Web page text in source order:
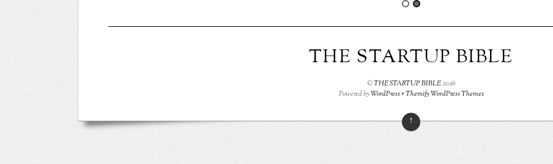
THE STARTUP BIBLE
©THE STARTUP BIBLE2026
Powered byWordPress•Themify WordPress Themes
↑